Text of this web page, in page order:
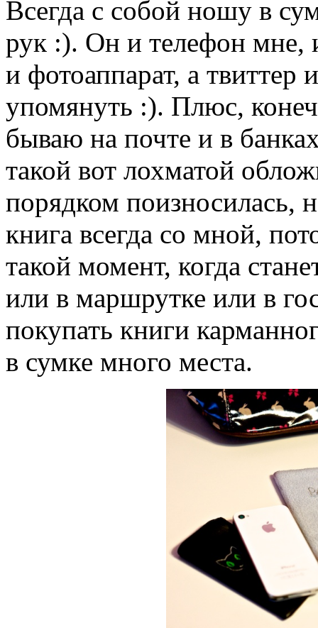
Всегда с собой ношу в
рук :). Он и телефон мне,
и фотоаппарат, а твиттер
упомянуть :). Плюс,
бываю на почте и в
такой вот лохматой
порядком поизносилась,
книга всегда со мной,
такой момент, когда
или в маршрутке или в
покупать книги
в сумке много места.